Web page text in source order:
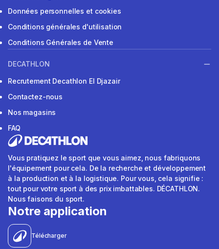
Données personnelles et cookies
Conditions générales d'utilisation
Conditions Générales de Vente
DECATHLON
Recrutement Decathlon El Djazair
Contactez-nous
Nos magasins
FAQ
Vous pratiquez le sport que vous aimez, nous fabriquons
l'équipement pour cela. De la recherche et développement
à la production et à la logistique. Pour vous, cela signifie :
tout pour votre sport à des prix imbattables. DÉCATHLON.
Nous faisons du sport.
Notre application
Télécharger